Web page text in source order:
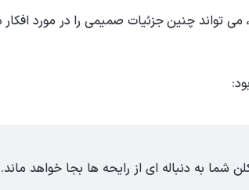
تواند چنین جزئیات صمیمی را در مورد افکار
به دنباله ای از رایحه ها بجا خواهد